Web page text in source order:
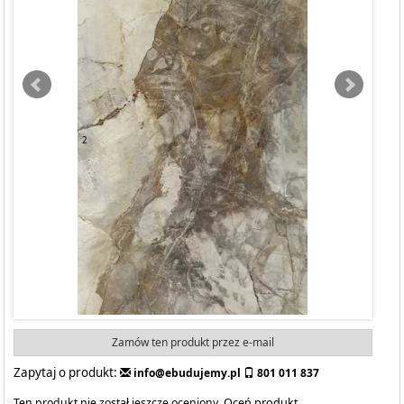
cena za m2 :284.08PLN
Cena zawiera 23% podatku VAT
DO KOSZYKA
towar dostępny od 7 do 21 dni
towar na indywidualne zamówienie
Zamów ten produkt przez e-mail
Zapytaj o produkt: info@ebudujemy.pl
801 011 837